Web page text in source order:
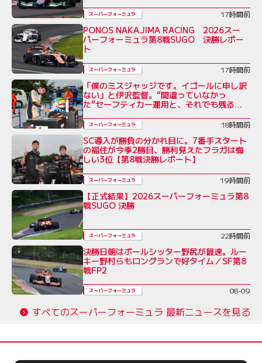
スーパーフォーミュラ 17時間前
PONOS NAKAJIMA RACING 2026スー
パーフォーミュラ第8戦SUGO 決勝レポー
ト
スーパーフォーミュラ 17時間前
「僕のミスジャッジです。イゴールに申し訳
ない」と伊沢監督。“間違っていなかっ
た”セーフティカー運用と、それでも残る不
スーパーフォーミュラ 18時間前
SC導入が勝負の分かれ目に。7番手スタート
の福住が今季2勝目、勝利見えたフラガは悔
しい3位【第8戦決勝レポート】
スーパーフォーミュラ 19時間前
【正式結果】2026スーパーフォーミュラ第8
戦SUGO 決勝
スーパーフォーミュラ 22時間前
決勝日朝はポールシッター野尻が最速。ルー
キー野村らもロングランで好タイム／SF第8
戦FP2
スーパーフォーミュラ 08-09
すべてのスーパーフォーミュラ 最新ニュースを見る